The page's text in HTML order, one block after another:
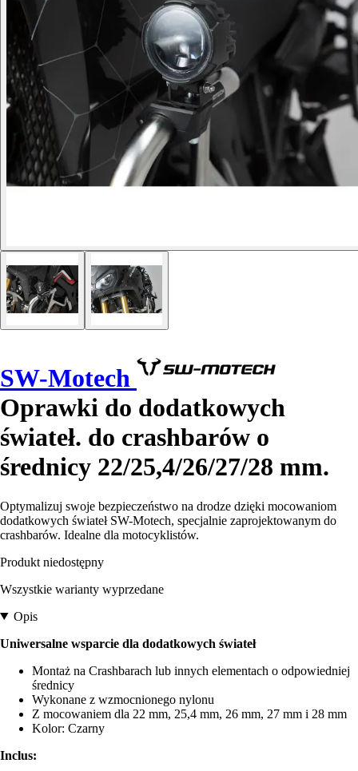
SW-Motech
Oprawki do dodatkowych
świateł. do crashbarów o
średnicy 22/25,4/26/27/28 mm.
Optymalizuj swoje bezpieczeństwo na drodze dzięki mocowaniom
dodatkowych świateł SW-Motech, specjalnie zaprojektowanym do
crashbarów. Idealne dla motocyklistów.
Produkt niedostępny
Wszystkie warianty wyprzedane
Opis
Uniwersalne wsparcie dla dodatkowych świateł
Montaż na Crashbarach lub innych elementach o odpowiedniej
średnicy
Wykonane z wzmocnionego nylonu
Z mocowaniem dla 22 mm, 25,4 mm, 26 mm, 27 mm i 28 mm
Kolor: Czarny
Inclus: